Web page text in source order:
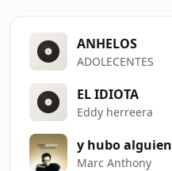
ANHELOS
ADOLECENTES
EL IDIOTA
Eddy herreera
y hubo alguien
Marc Anthony